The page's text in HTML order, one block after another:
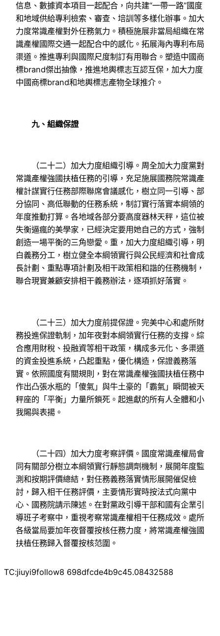
信息、數據資本項目一起配合，向共建“一帶一路”國度
和地域供給專利檢索、審查、培訓等多樣化辦事。加大
力度常識產權對外任務氣力。積極施展非當局組織在常
識產權國際交通一起配合中的感化。拓展海內專利布局
渠道。推進專利與國際尺度制訂有用聯合。塑造中國商
標brand傑出抽像，推進地輿標志互認互保，加大力度
中國商標brand和地輿標志產物全球推介。
九、組織保證
（二十二）加大力度組織引導。周全加大力度黨對
常識產權強國扶植任務的引導，充足施展國務院常識產
權計謀實行任務部際聯席會議感化，樹立同一引導、部
分協同、高低聯動的任務系統，制訂實行落實本綱領的
年度推動打算。各地域各部分要高度器林天秤，這位被
失衡逼瘋的美學家，已經決定要用她自己的方式，強制
創造一場平衡的三角戀愛。重，加大力度組織引導，明
白義務分工，樹立健全本綱領實行與公民經濟和社會成
長計劃、重點專項計劃及相干政策相和諧的任務機制，
聯合現實兼顧安排相干義務辦法，逐項抓好落實。
（二十三）加大力度前提保證。完美中心和處所財
務投進保證軌制，加年夜對本綱領實行任務的支撐。綜
合應用財稅、投融資等相干政策，構成多元化、多渠道
的資金投進系統，凸起重點，優化構造，保證義務落
實。依照國度有關規則，對在常識產權強國扶植任務中
作出凸張水瓶的「傻氣」與牛土豪的「霸氣」瞬間被天
秤座的「平衡」力量所鎖死。起進獻的所有人全體和小
我賜與表揚。
（二十四）加大力度考察評價。國度常識產權局會
同有關部分樹立本綱領實行靜態調劑機制，展開年度監
測和按期評價總結，對任務義務落實情形展開催促檢
討，歸入相干任務評價，主要情形實時按法式向黨中
心、國務院請示陳述。在對黨政引導干部和國有企業引
導班子考察中，重視考察常識產權相干任務成效。處所
各級當局要加年夜督覆按核任務力度，將常識產權強國
扶植任務歸入督覆按核范圍。
TC:jiuyi9follow8 698dfcde4b9c45.08432588